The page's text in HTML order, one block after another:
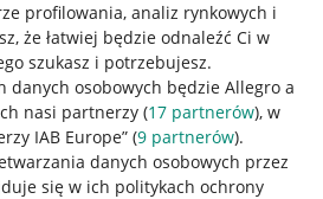
profilowania, analiz rynkowych i
że łatwiej będzie odnaleźć Ci w
szukasz i potrzebujesz.
danych osobowych będzie Allegro a
nasi partnerzy (17 partnerów), w
IAB Europe” (9 partnerów).
danych osobowych przez
się w ich politykach ochrony